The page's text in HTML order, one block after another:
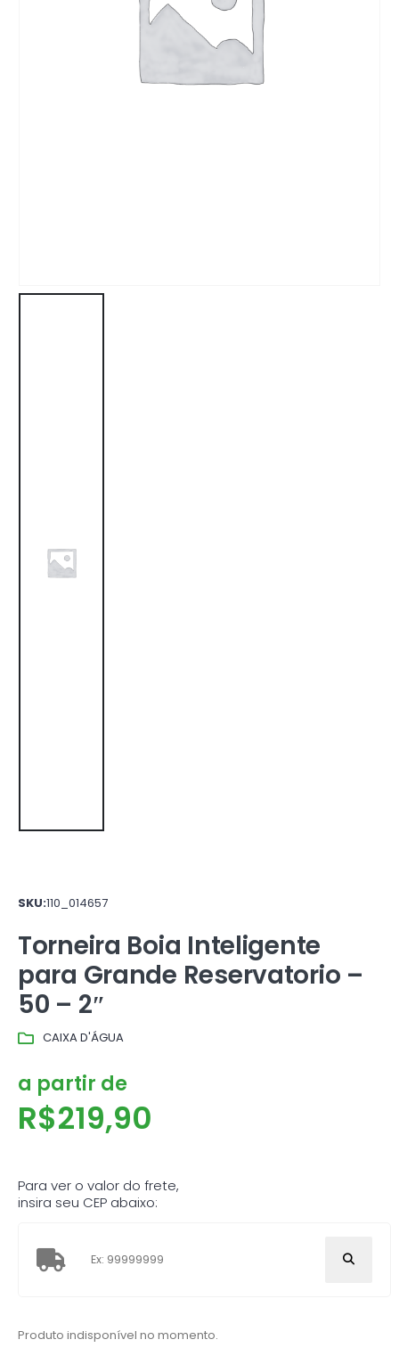
SKU:110_014657
Torneira Boia Inteligente
para Grande Reservatorio –
50 – 2″
CAIXA D'ÁGUA
a partir de
R$219,90
Para ver o valor do frete,
insira seu CEP abaixo:
Produto indisponível no momento.